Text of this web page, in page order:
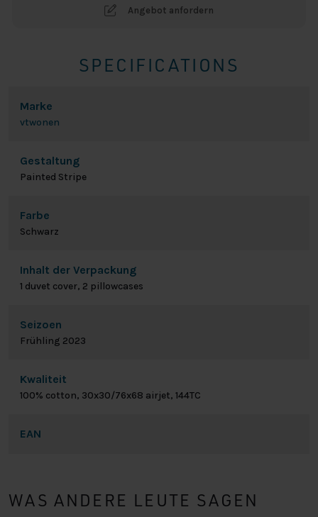
Angebot anfordern
SPECIFICATIONS
Marke
vtwonen
Gestaltung
Painted Stripe
Farbe
Schwarz
Inhalt der Verpackung
1 duvet cover, 2 pillowcases
Seizoen
Frühling 2023
Kwaliteit
100% cotton, 30x30/76x68 airjet, 144TC
EAN
WAS ANDERE LEUTE SAGEN